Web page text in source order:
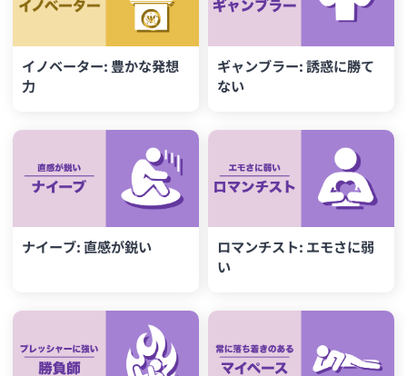
イノベーター: 豊かな発想
力
ギャンブラー: 誘惑に勝て
ない
ナイーブ: 直感が鋭い
ロマンチスト: エモさに弱
い